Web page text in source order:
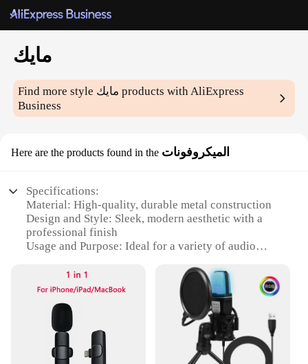
مايك
Find more style مايك products with AliExpress
Business
Here are the products found in the الميكروفونات
Specifications:
Material: High-quality, durable metal construction
Design and Style: Sleek, modern aesthetic with a
professional finish
Usage and Purpose: Ideal for a variety of audio
performances, and podcasting
Performance and Property: Superior sound pickup
with clear, crisp audio reproduction
Parts and Accessories: Comes with essential
accessories for immediate use
Applicable People: Suitable for both professional
audio engineers and hobbyists